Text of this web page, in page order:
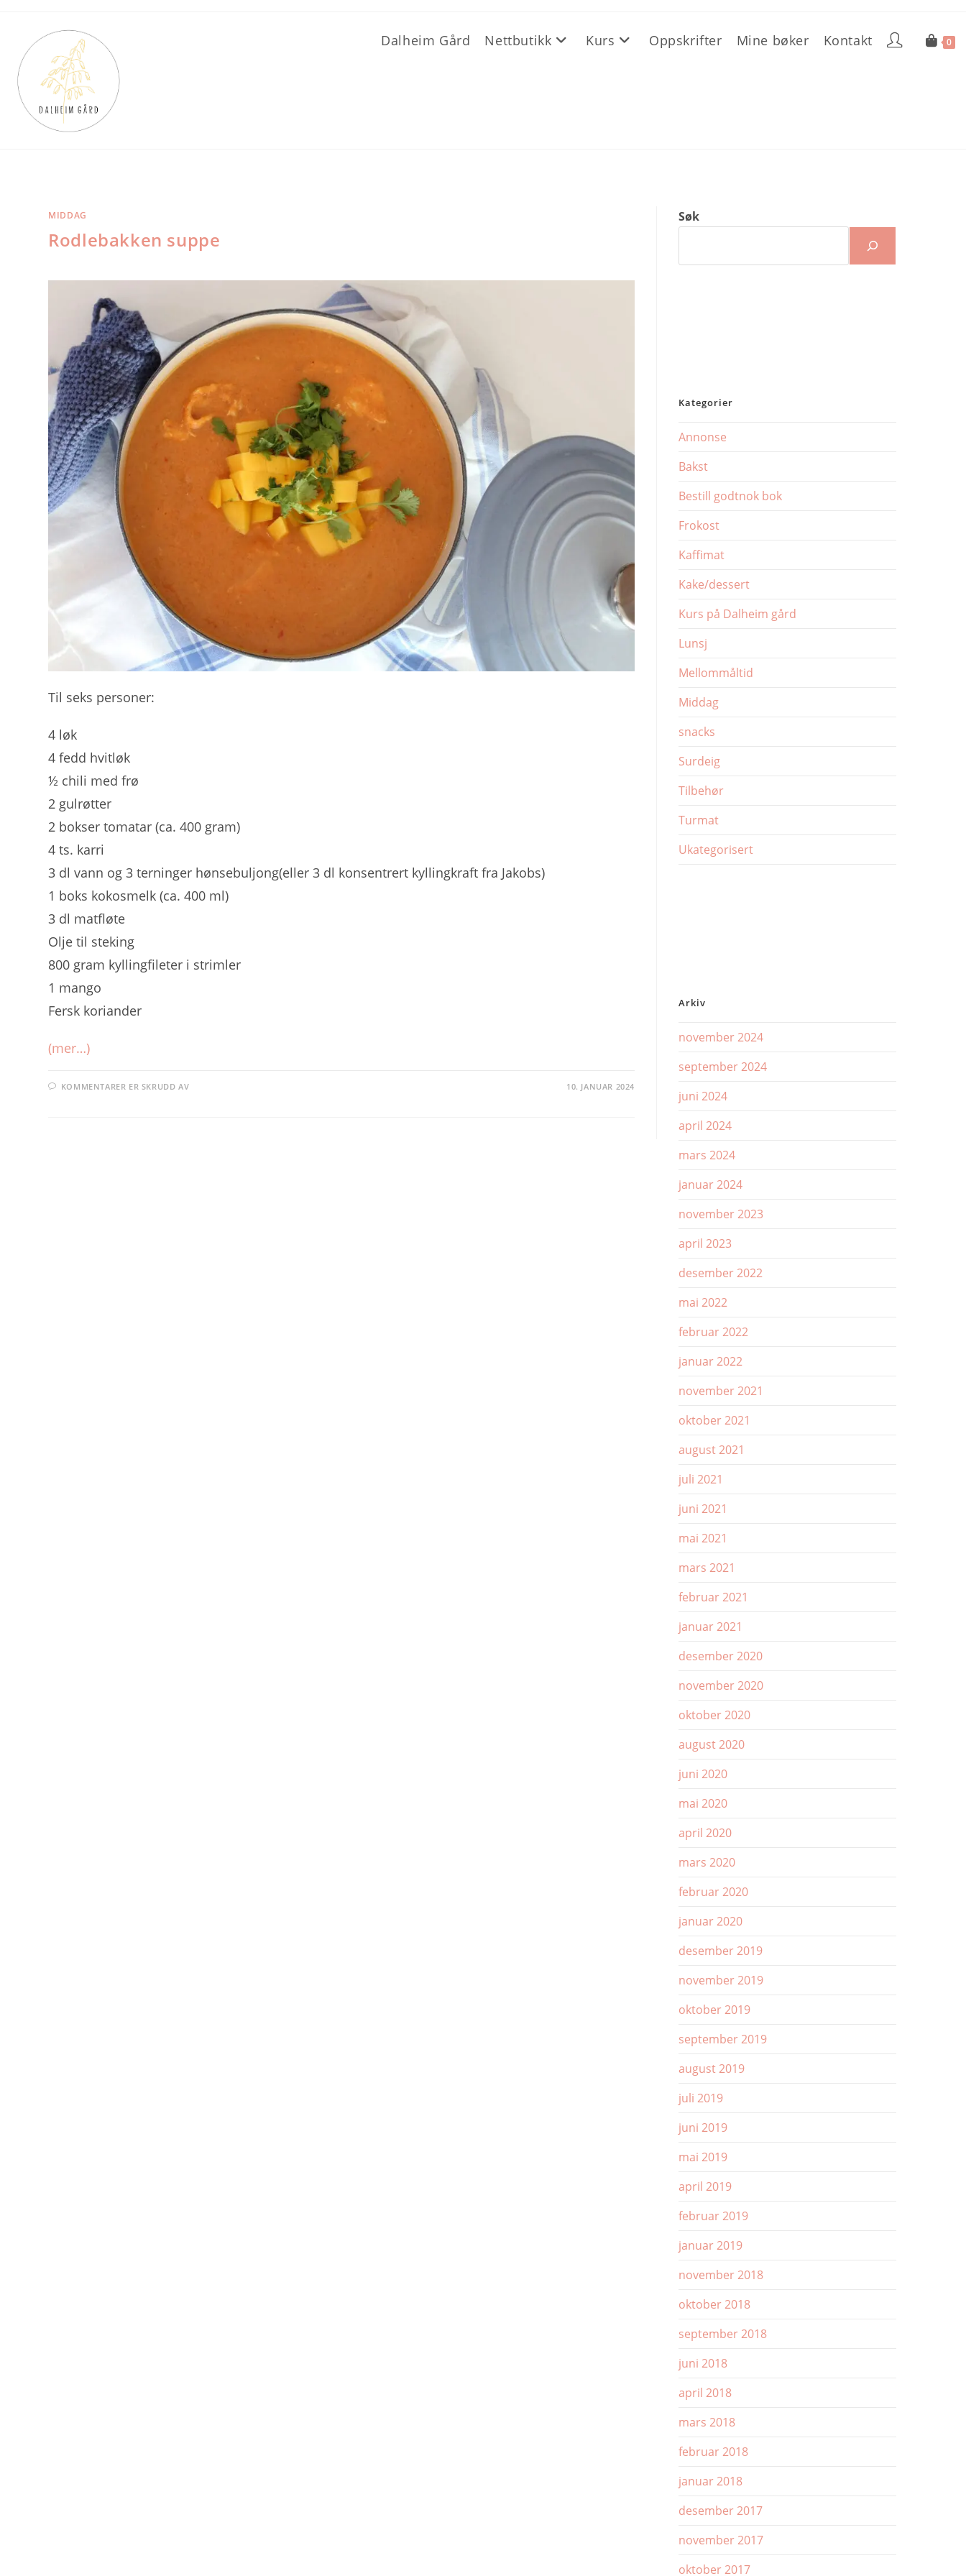
content
Dalheim Gård Nettbutikk Kurs Oppskrifter Mine bøker Kontakt 0
MIDDAG
Rodlebakken suppe
Til seks personer:
4 løk
4 fedd hvitløk
½ chili med frø
2 gulrøtter
2 bokser tomatar (ca. 400 gram)
4 ts. karri
3 dl vann og 3 terninger hønsebuljong(eller 3 dl konsentrert kyllingkraft fra Jakobs)
1 boks kokosmelk (ca. 400 ml)
3 dl matfløte
Olje til steking
800 gram kyllingfileter i strimler
1 mango
Fersk koriander
(mer…)
KOMMENTARER ER SKRUDD AVFOR 10. JANUAR 2024
Søk
Kategorier
Annonse
Bakst
Bestill godtnok bok
Frokost
Kaffimat
Kake/dessert
Kurs på Dalheim gård
Lunsj
Mellommåltid
Middag
snacks
Surdeig
Tilbehør
Turmat
Ukategorisert
Arkiv
november 2024
september 2024
juni 2024
april 2024
mars 2024
januar 2024
november 2023
april 2023
desember 2022
mai 2022
februar 2022
januar 2022
november 2021
oktober 2021
august 2021
juli 2021
juni 2021
mai 2021
mars 2021
februar 2021
januar 2021
desember 2020
november 2020
oktober 2020
august 2020
juni 2020
mai 2020
april 2020
mars 2020
februar 2020
januar 2020
desember 2019
november 2019
oktober 2019
september 2019
august 2019
juli 2019
juni 2019
mai 2019
april 2019
februar 2019
januar 2019
november 2018
oktober 2018
september 2018
juni 2018
april 2018
mars 2018
februar 2018
januar 2018
desember 2017
november 2017
oktober 2017